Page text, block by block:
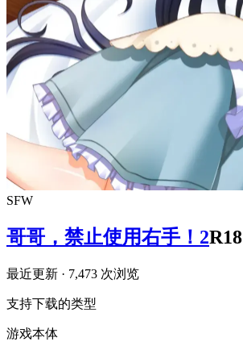
SFW
哥哥，禁止使用右手！2R18
最近更新 · 7,473 次浏览
支持下载的类型
游戏本体